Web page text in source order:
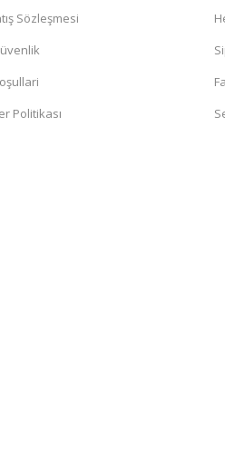
Sözleşmesi
Politikası